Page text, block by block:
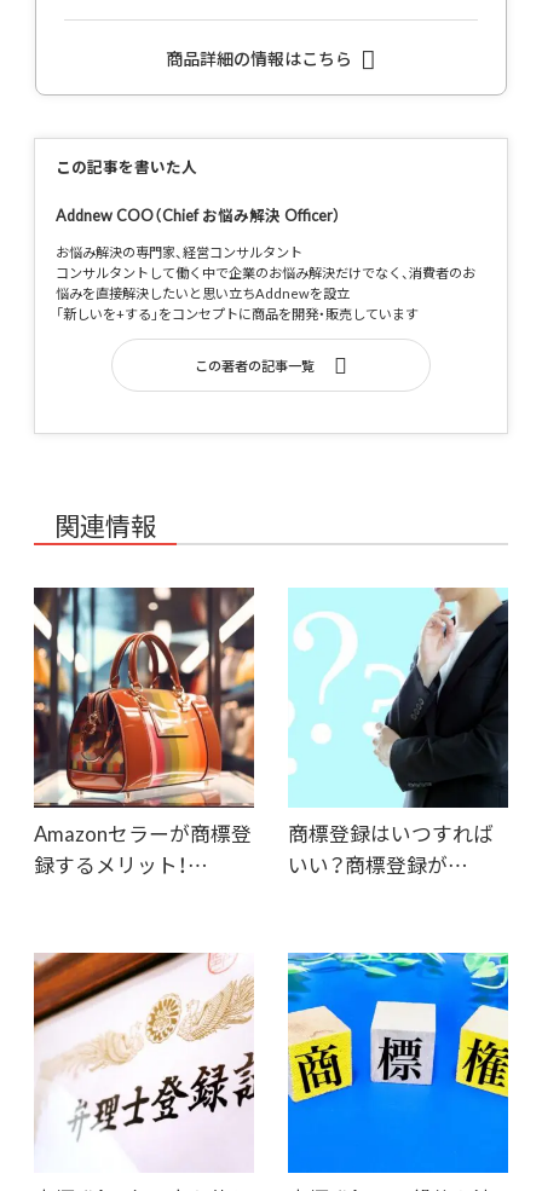
商品詳細の情報はこちら
この記事を書いた人
Addnew COO（Chief お悩み解決 Officer）
お悩み解決の専門家、経営コンサルタント
コンサルタントして働く中で企業のお悩み解決だけでなく、消費者のお
悩みを直接解決したいと思い立ちAddnewを設立
「新しいを+する」をコンセプトに商品を開発・販売しています
この著者の記事一覧
関連情報
Amazonセラーが商標登
録するメリット！…
商標登録はいつすれば
いい？商標登録が…